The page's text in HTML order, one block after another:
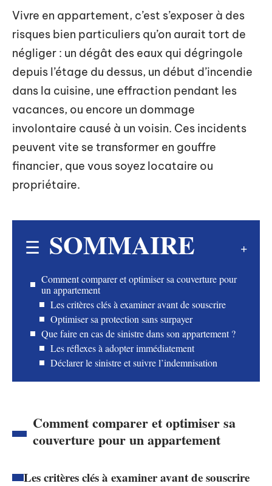
Vivre en appartement, c’est s’exposer à des
risques bien particuliers qu’on aurait tort de
négliger : un dégât des eaux qui dégringole
depuis l’étage du dessus, un début d’incendie
dans la cuisine, une effraction pendant les
vacances, ou encore un dommage
involontaire causé à un voisin. Ces incidents
peuvent vite se transformer en gouffre
financier, que vous soyez locataire ou
propriétaire.
SOMMAIRE
Comment comparer et optimiser sa couverture pour
un appartement
Les critères clés à examiner avant de souscrire
Optimiser sa protection sans surpayer
Que faire en cas de sinistre dans son appartement ?
Les réflexes à adopter immédiatement
Déclarer le sinistre et suivre l’indemnisation
Comment comparer et optimiser sa
couverture pour un appartement
Les critères clés à examiner avant de souscrire